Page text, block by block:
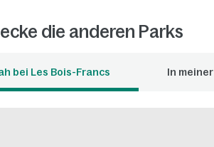
die anderen Parks
bei Les Bois-Francs In